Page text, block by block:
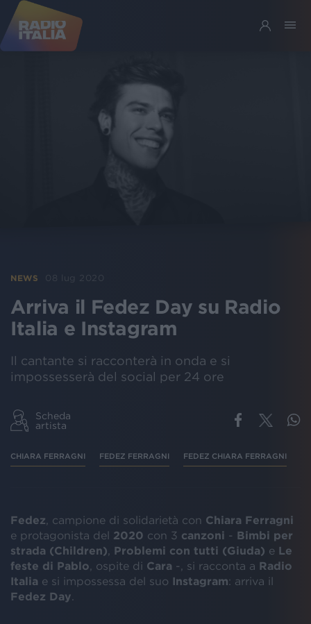
NEWS 08 lug 2020
Arriva il Fedez Day su Radio
Italia e Instagram
Il cantante si racconterà in onda e si
impossesserà del social per 24 ore
Scheda
artista
CHIARA FERRAGNI FEDEZ FERRAGNI FEDEZ CHIARA FERRAGNI
Fedez , campione di solidarietà con Chiara Ferragni
e protagonista del 2020 con 3 canzoni - Bimbi per
strada (Children)
Problemi con tutti (Giuda) e Le
feste di Pablo , ospite di Cara -, si racconta a Radio
Italia e si impossessa del suo Instagram: arriva il
Fedez Day